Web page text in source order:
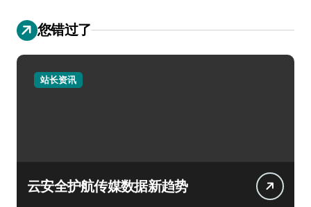
您错过了
站长资讯
云安全护航传媒数据新趋势